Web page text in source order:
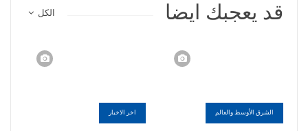
الكل قد يعجبك ايضا
الشرق الأوسط والعالم اخر الاخبار